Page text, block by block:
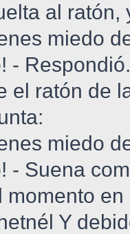
al ratón,
miedo
- Respondió.
el ratón de
miedo
- Suena
momento en
Y